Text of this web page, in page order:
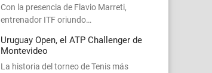
Con la presencia de Flavio Marreti,
entrenador ITF oriundo…
Uruguay Open, el ATP Challenger de
Montevideo
La historia del torneo de Tenis más